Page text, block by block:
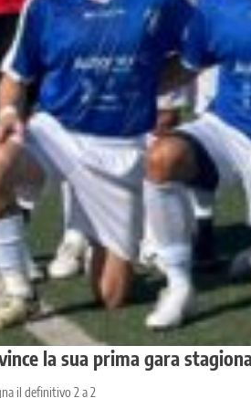
la sua prima gara
il definitivo 2 a 2